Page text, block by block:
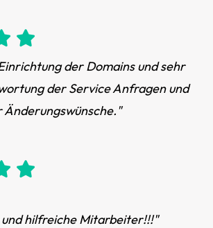
der Domains und sehr
der Service Anfragen und
und hilfreiche Mitarbeiter!!!"